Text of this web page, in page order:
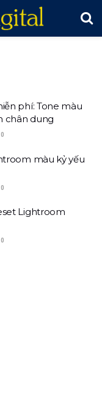
phí: Tone màu
chân dung
0
màu kỷ yếu
0
Lightroom
0